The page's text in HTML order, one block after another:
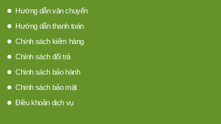
Hướng dẫn vận chuyển
Hướng dẫn thanh toán
Chính sách kiểm hàng
Chính sách đổi trả
Chính sách bảo hành
Chính sách bảo mật
Điều khoản dịch vụ